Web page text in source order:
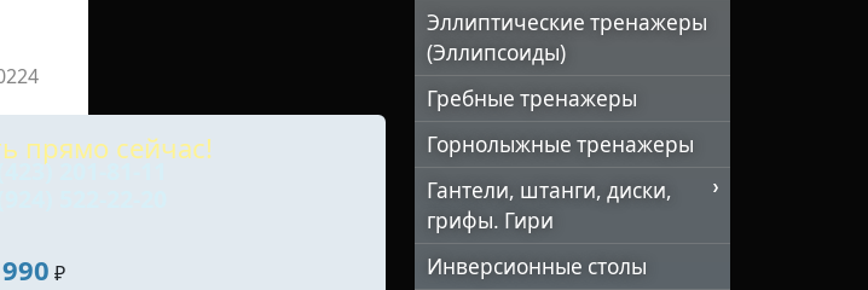
прямо сейчас!
(423) 201-81-11
₽
Эллиптические тренажеры
(Эллипсоиды)
Гребные тренажеры
Горнолыжные тренажеры
Гантели, штанги, диски,
грифы. Гири
Инверсионные столы